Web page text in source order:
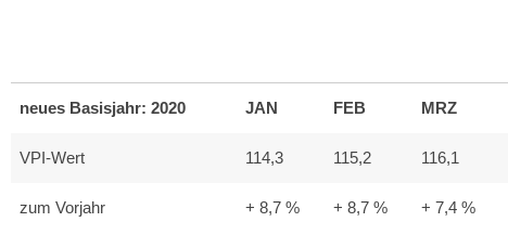
neues Basisjahr: 2020 JAN FEB MRZ
VPI-Wert 114,3 115,2 116,1
zum Vorjahr + 8,7 % + 8,7 % + 7,4 %